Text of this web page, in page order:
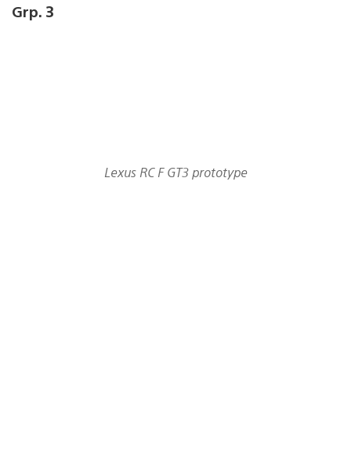
Grp. 3
Lexus RC F GT3 prototype